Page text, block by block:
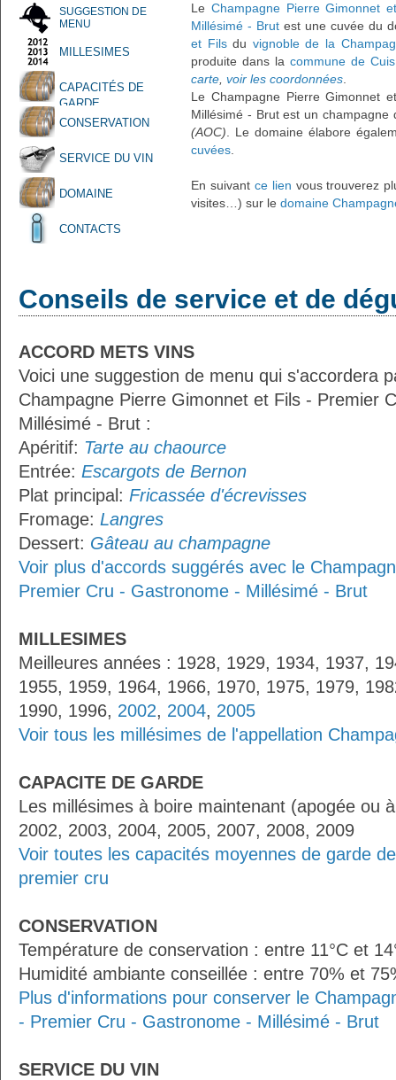
SUGGESTION DE
MENU
MILLESIMES
CAPACITÉS DE
GARDE
CONSERVATION
SERVICE DU VIN
DOMAINE
CONTACTS
Le Champagne Pierre Gimonnet
Millésimé - Brut est une cuvée du
et Filsdu vignoble de la
produite dans la commune de Cuis
carte voir les coordonnées
Le Champagne Pierre Gimonnet
Millésimé - Brut est un champagne
(AOC) . Le domaine élabore
cuvées
En suivant ce lien vous trouverez
visites…) sur le domaine
Conseils de service et de
ACCORD METS VINS
Voici une suggestion de menu qui s'accordera
Champagne Pierre Gimonnet et Fils - Premier
Millésimé - Brut :
Apéritif: Tarte au chaource
Entrée: Escargots de Bernon
Plat principal: Fricassée d'écrevisses
Fromage: Langres
Dessert: Gâteau au champagne
Voir plus d'accords suggérés avec le
Premier Cru - Gastronome - Millésimé - Brut
MILLESIMES
Meilleures années : 1928, 1929, 1934, 1937,
1955, 1959, 1964, 1966, 1970, 1975, 1979,
1990, 1996, 2002, 2004, 2005
Voir tous les millésimes de l'appellation
CAPACITE DE GARDE
Les millésimes à boire maintenant (apogée ou
2002, 2003, 2004, 2005, 2007, 2008, 2009
Voir toutes les capacités moyennes de garde
premier cru
CONSERVATION
Température de conservation : entre 11°C et
Humidité ambiante conseillée : entre 70% et
Plus d'informations pour conserver le
- Premier Cru - Gastronome - Millésimé - Brut
SERVICE DU VIN